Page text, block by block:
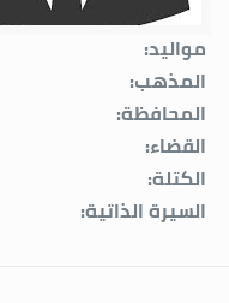
مواليد:
المذهب:
المحافظة:
القضاء:
الكتلة:
السيرة الذاتية: